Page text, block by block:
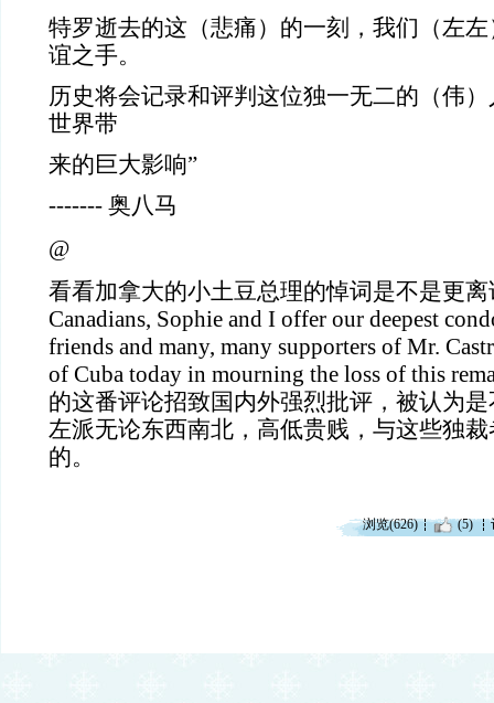
特罗逝去的这（悲痛）的一刻，我们（左
谊之手。
历史将会记录和评判这位独一无二的（伟
世界带
来的巨大影响”
------- 奥八马
@
看看加拿大的小土豆总理的悼词是不是更离
Canadians, Sophie and I offer our deepest
friends and many, many supporters of Mr.
of Cuba today in mourning the loss of this
的这番评论招致国内外强烈批评，被认为
左派无论东西南北，高低贵贱，与这些独
的。
浏览(626) (5)